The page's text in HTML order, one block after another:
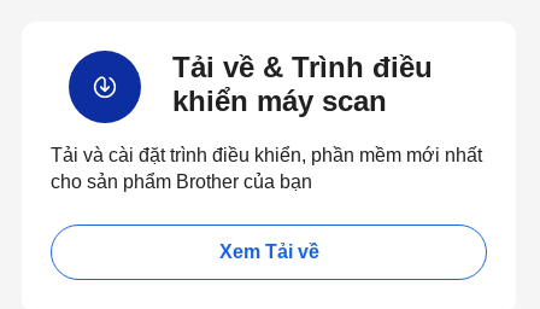
Tải về & Trình điều
khiển máy scan
Tải và cài đặt trình điều khiển, phần mềm mới nhất
cho sản phẩm Brother của bạn
Xem Tải về